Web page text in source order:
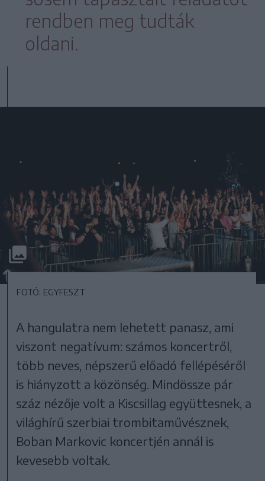
rendben meg tudták
oldani.
FOTÓ: EGYFESZT
A hangulatra nem lehetett panasz, ami
viszont negatívum: számos koncertről,
több neves, népszerű előadó fellépéséről
is hiányzott a közönség. Mindössze pár
száz nézője volt a Kiscsillag együttesnek, a
világhírű szerbiai trombitaművésznek,
Boban Markovic koncertjén annál is
kevesebb voltak.